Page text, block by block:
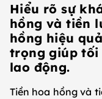
Hiểu rõ sự
hồng và tiền
hồng hiệu
trọng giúp tối
lao động.
Tiền hoa hồng và